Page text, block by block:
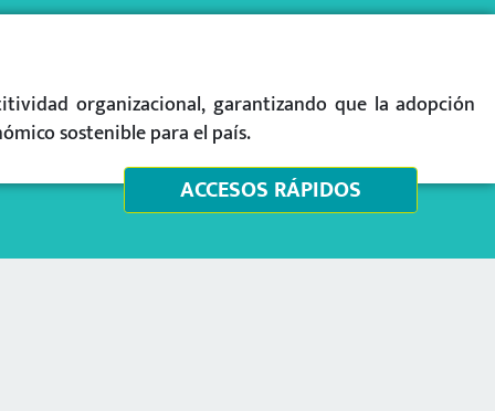
ACCESOS RÁPIDOS
organizacional, garantizando que la adopción
sostenible para el país.